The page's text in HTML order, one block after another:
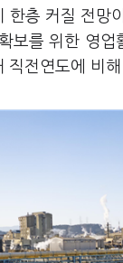
한층 커질 전망
보를 위한 영
직전연도에 비